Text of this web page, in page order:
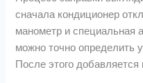
сначала кондиционер
манометр и специальная
можно точно определить
После этого